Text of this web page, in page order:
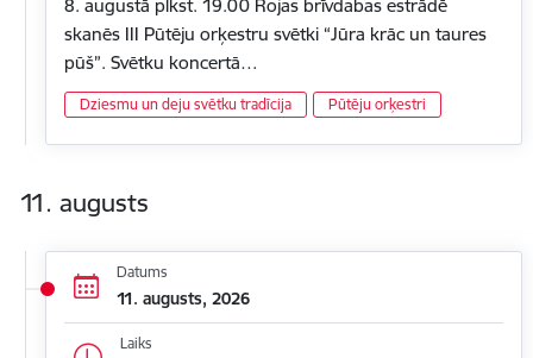
8. augustā plkst. 19.00 Rojas brīvdabas estrādē
skanēs III Pūtēju orķestru svētki “Jūra krāc un taures
pūš”. Svētku koncertā…
Dziesmu un deju svētku tradīcija Pūtēju orķestri
11. augusts
Datums
11. augusts, 2026
Laiks